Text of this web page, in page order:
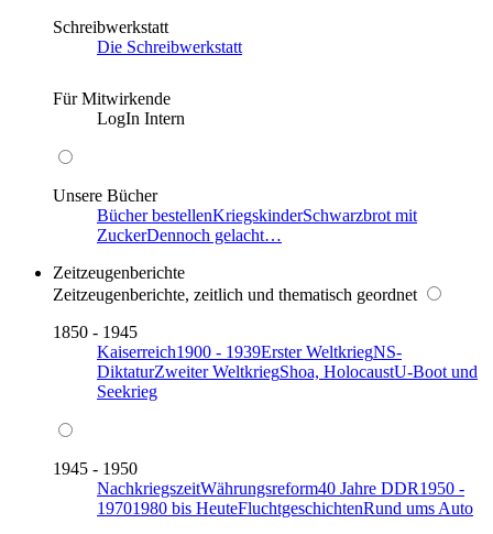
Schreibwerkstatt
Die Schreibwerkstatt
Für Mitwirkende
LogIn Intern
Unsere Bücher
Bücher bestellenKriegskinderSchwarzbrot mit
ZuckerDennoch gelacht…
Zeitzeugenberichte
Zeitzeugenberichte, zeitlich und thematisch geordnet
1850 - 1945
Kaiserreich1900 - 1939Erster WeltkriegNS-
DiktaturZweiter WeltkriegShoa, HolocaustU-Boot und
Seekrieg
1945 - 1950
NachkriegszeitWährungsreform40 Jahre DDR1950 -
19701980 bis HeuteFluchtgeschichtenRund ums Auto